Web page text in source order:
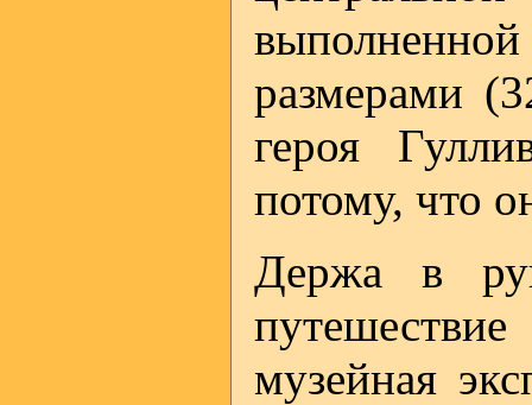
размерами
героя
потому, что
Держа в
музейная